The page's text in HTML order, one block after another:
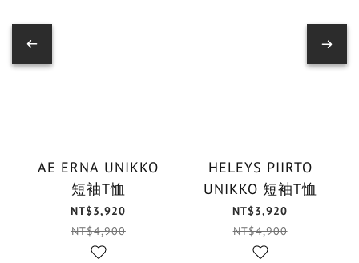
AE ERNA UNIKKO
短袖T恤
NT$3,920
NT$4,900
HELEYS PIIRTO
UNIKKO 短袖T恤
NT$3,920
NT$4,900